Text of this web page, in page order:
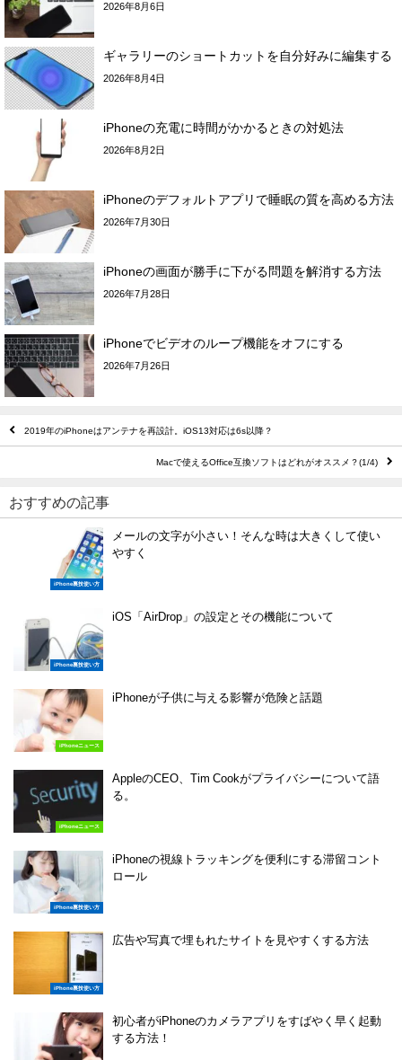
2026年8月6日
ギャラリーのショートカットを自分好みに編集する
2026年8月4日
iPhoneの充電に時間がかかるときの対処法
2026年8月2日
iPhoneのデフォルトアプリで睡眠の質を高める方法
2026年7月30日
iPhoneの画面が勝手に下がる問題を解消する方法
2026年7月28日
iPhoneでビデオのループ機能をオフにする
2026年7月26日
2019年のiPhoneはアンテナを再設計。iOS13対応は6s以降？
Macで使えるOffice互換ソフトはどれがオススメ？(1/4)
おすすめの記事
iPhone裏技使い方
メールの文字が小さい！そんな時は大きくして使い
やすく
iPhone裏技使い方
iOS「AirDrop」の設定とその機能について
iPhoneニュース
iPhoneが子供に与える影響が危険と話題
iPhoneニュース
AppleのCEO、Tim Cookがプライバシーについて語
る。
iPhone裏技使い方
iPhoneの視線トラッキングを便利にする滞留コント
ロール
iPhone裏技使い方
広告や写真で埋もれたサイトを見やすくする方法
初心者がiPhoneのカメラアプリをすばやく早く起動
する方法！